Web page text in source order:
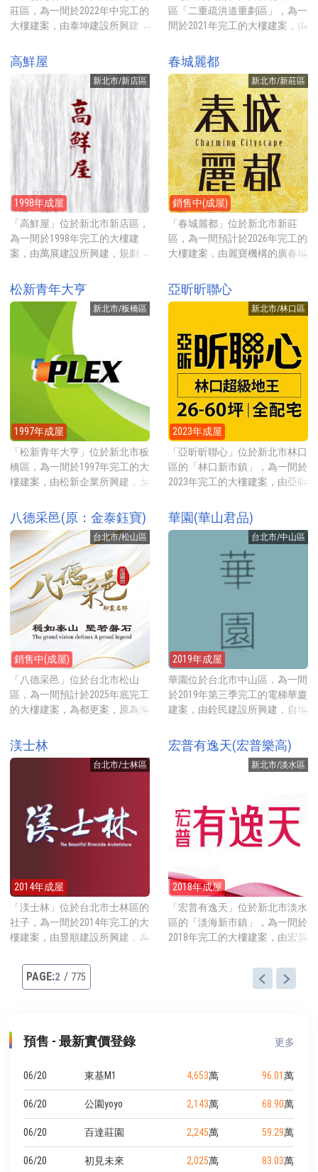
預售 - 最新實價登錄 更多
06/20 東基M1 4,653萬 96.01萬
06/20 公園yoyo 2,143萬 68.90萬
06/20 百達莊園 2,245萬 59.29萬
06/20 初見未來 2,025萬 83.03萬
比約35.8%。 建案地點就在亞洲
路上，採買可步行約16分鐘至傳
司，裡面有秀泰影城外、還有很
多可逛可用餐的商店，搭乘捷運
土城站走路21分鐘，捷運站前有
土城金成公園可休憩。
建案地點就在思源路靜巷內，走
路1分鐘可至頭前運動公園，採
福超市新莊昌隆店。交通方面，
步行4分鐘至捷運環狀線幸福
站。
莊區，為一間於2022年中完工的
大樓建案，由泰坤建設所興建，
戶，規劃2-4房24-67坪的房型，
地點就在熱鬧的新泰路上，2025
年開賣時每坪牌價65-75萬元
起。 建案基地約2977坪，興建
ABCDE5棟地上24/25層地下5層
的電梯大廈，規劃2房24坪、3房
(24、39坪)、4房(39、67坪)的房
型，AB棟平均一層4戶共用2部
電梯，CDE棟平均一層8戶共用3
部電梯，戶戶樓高4米2，合計共
713戶住家，一樓有42戶店面，
另有4戶辦公室。公設比約
33%，提供近千坪的公設，有一
樓挑高7米8的接待大廳、中庭花
親子遊戲區、兒童遊戲區、
SPA、KTV、俱樂部、瑜伽教
室、廚藝教室、Lounge Bar、琴
房、讀書室、家教教室等。 建
案就在新泰路上，新泰商圈從平
民美食到高級餐廳，採買休閒
等，應有盡有，步行2分鐘至全
聯福利中心新莊建中店、或走路
4分鐘到新莊傳統市場廟街市
場。休閒運動方面，步行5分鐘
可至2100坪大的新泰公園，走路
5分鐘可至22公頃的新莊運動公
園。搭乘捷運可步行6分鐘可至
捷運新莊站。
區「二重疏洪道重劃區」，為一
間於2021年完工的大樓建案，由
在大台北地區所推出的第一個建
案，建案對面就是有424公頃新
北大都會公園，2021年預售開賣
時牌價每坪約65萬元起。 建案
基地約1125坪，興建一棟地上20
層地下4層的電梯大廈，規劃2房
25-30坪及3房的40-43坪，平均
每層10戶共用5部電梯(左右2棟
各5戶、大樓左右鏡像設計)，合
計共180戶住家，一樓有14戶店
面。公設比約33%，提供的公設
有一樓挑高6米的接待大廳、交
誼廳、健身房、兒童遊戲區、瑜
伽教室、廚藝教室等。 建案對
大16倍，若要搭乘捷運的話，步
行至捷運三重站約9分鐘，捷運
學區為三重知名的明星學校-集
美國小，走到集美國小約10分
鐘，國小旁有三重國民運動中
心、迪卡儂、家樂福等，非常方
便。
高鮮屋
新北市/新店區
1998年成屋
「高鮮屋」位於新北市新店區，
為一間於1998年完工的大樓建
案，由萬展建設所興建，規劃
路二段靜巷內，2023年實價登錄
(已扣車位)每坪約38-42萬元起。
建案興建ABC3棟地上15層地下3
層的電梯大廈，規劃14-31坪的
房型，挑高4米2，合計共218戶
住家，一樓有4戶店面(有一戶為
聯邦銀行)。公設比約20.55%，
提供的公設有親子遊戲室、媽媽
教室、中庭花園等。 建案地點
就在安康路二段靜巷內，採買可
走路1分鐘到家樂福超市新店安
康店，或走路3分鐘到全聯福利
中心新店安康店，開車9分鐘可
到捷運新店站。
春城麗都
新北市/新莊區
銷售中(成屋)
「春城麗都」位於新北市新莊
區，為一間預計於2026年完工的
大樓建案，由麗寶機構的廣春城
數房型，地點就在新莊副都心的
中原路上，正對面為中平國中，
2026年實際登錄每坪約72-74萬
建一棟地上24層地下5層的電梯
大廈，規劃辦公室(21-25坪)及3
房(31-45坪)的坪數房型，合計共
120戶住家，另有198戶辦公室。
公設比約34-35%，提供的公設有
接待大廳、中庭花園、空中花
園、交誼廳、會議室、閱覽室、
健身房、兒童遊戲區、KTV、
Lounge Bar等。 建案地點就在新
莊副都心的中原路上，正對面為
能，採買可步行6分鐘至家樂福
新莊中平店。行政院新莊聯合辦
公大樓就在旁邊走路約6分鐘，
若要搭乘捷運步行至捷運泰山站
松新青年大亨
新北市/板橋區
1997年成屋
「松新青年大亨」位於新北市板
橋區，為一間於1997年完工的大
樓建案，由松新企業所興建，土
坪數房型，地點就在中山路二段
上，2025年實價登錄(已扣車位)
每坪約41-77萬元起。 建案興建
地上12層地下3層的電梯大廈，
規劃8-40坪的坪數房型，合計共
199戶，一樓有店面。公設比約
21.6%。 建案地點就在中山路二
段上，採買可步行3分鐘至家樂
福板橋店、步行約5分鐘到全聯
分鐘到傳統市場興隆市場，搭乘
捷運可步行至捷運板新站約15分
鐘。
亞昕昕聯心
新北市/林口區
2023年成屋
「亞昕昕聯心」位於新北市林口
區的「林口新市鎮」，為一間於
2023年完工的大樓建案，由亞昕
美開發所共同興建，規劃2-4房
26-51坪的房型，地點就在仁愛
二路上，靠近林口昕境廣場，
2019年預售開賣時每坪牌價45-
48萬元起。 建案基地約935坪，
興建AB2棟地上13/30層地下4層
劃2房(26、30坪)、3房(39、42、
44坪)、4房51坪的房型，A棟平
均一層8戶共用3部電梯，B棟平
均一層6戶共用2部電梯，合計共
298戶住家，一樓有14戶店面。
公設比約32.4%，提供的公設有
接待大廳、中庭花園、交誼廳、
地點就在仁愛二路上，旁邊就是
有百貨商家電影院與餐廳的林口
兒童遊戲設施與籃球場等。採買
可步行6分鐘到林口黃昏市場或
全聯福利中心林口麗都店。三井
到，而2022年完工且為新北最大
佔地108公頃的的林口工一工業
區也是走路18分鐘就到，開車4
分鐘到捷運林口A9站。
八德采邑(原：金泰鈺寶)
台北市/松山區
銷售中(成屋)
「八德采邑」位於台北市松山
區，為一間預計於2025年底完工
的大樓建案，為都更案，原為海
建，規劃1-2房18-25坪的坪數房
型，地點就在八德路四段上，靠
近中崙高中，2025年預售開賣時
15層地下4層的電梯大廈，規劃1
房18坪與2房25坪的坪數房型，
平均一層4戶共用2部電梯，合計
大廳、交誼廳、會議室等。 建
案地點就在熱鬧的八德路四段
上，採買可步行約14分鐘至全聯
福利中心松山中崙店，旁邊也有
鐘可到松山文創園區，步行至捷
運南京三民站約5分鐘，步行約
18分鐘可到捷運台北小巨蛋站，
健身房、游泳池、體育館等，運
動休閒散步都方便。
華園(華山君品)
台北市/中山區
2019年成屋
華園位於台北市中山區．為一間
於2019年第三季完工的電梯華廈
建案，由銓民建設所興建，自地
靜巷內，規劃27-62坪，開賣時
每坪牌價約79萬元起。 建案基
地約188坪，興建一棟地上5層地
的房型，戶戶邊間，樓高3米2，
平均一層4戶共用1部電梯，合計
共16戶住家，一樓有3戶店面。
接待大廳、視聽室與健身房。
建案地點就在長安東路一段的靜
巷內，步行3分鐘就到中央藝文
公園、華山大草原與華山公園，
公園有大片草地、街頭藝術、兒
乘捷運的話可步行至忠孝新生站
渼士林
台北市/士林區
2014年成屋
「渼士林」位於台北市士林區的
社子，為一間於2014年完工的大
樓建案，由昱順建設所興建，為
48坪的房型，地點就在中正路靜
巷內，2014年開賣時每坪牌價約
平均一層6戶共用2部電梯，合計
公設比約34%，提供的公設有接
閱覽室、健身房等。 建案地點
就在中正路靜巷內，採買可走路
6分鐘到傳統市場社子菜市場，
或走路8分鐘到全聯福利中心士
林社子店。車程3-4分鐘可上百
宏普有逸天(宏普樂高)
新北市/淡水區
2018年成屋
「宏普有逸天」位於新北市淡水
區的「淡海新市鎮」，為一間於
2018年完工的大樓建案，由宏普
其特色，規劃1-3房16-32坪的房
型，地點就在新市二路一段上，
的電梯大廈，規劃1房16-21坪 、
棟為複層式產品，挑高3米與4米
均一層8戶共用2部電梯，合計共
356戶住家。公設比約34%，提
供的公設有接待大廳、戲水池、
烤箱蒸氣區、交誼廳、健身房、
觀景亭等。 建案地點就在新市
2 775